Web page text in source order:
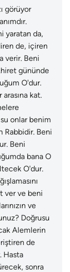
görüyor
yaratan da,
de, içiren
verir. Beni
gününde
O'dur.
kat.
onlar benim
Rabbidir. Beni
Beni
bana O
O'dur.
ver ve beni
ve
Doğrusu
Alemlerin
de
Hasta
sonra